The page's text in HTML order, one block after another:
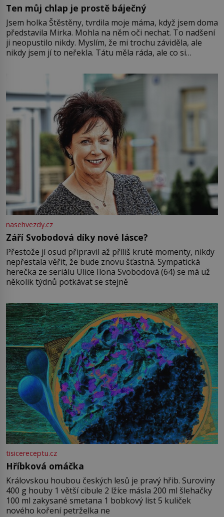
Ten můj chlap je prostě báječný
Jsem holka Štěstěny, tvrdila moje máma, když jsem doma
představila Mirka. Mohla na něm oči nechat. To nadšení
ji neopustilo nikdy. Myslím, že mi trochu záviděla, ale
nikdy jsem jí to neřekla. Tátu měla ráda, ale co si
Jsme spolu moc rádi Tehdy byla jiná doba, když
nasehvezdy.cz
Září Svobodová díky nové lásce?
Přestože jí osud připravil až příliš kruté momenty, nikdy
nepřestala věřit, že bude znovu šťastná. Sympatická
herečka ze seriálu Ulice Ilona Svobodová (64) se má už
několik týdnů potkávat se stejně
tisicereceptu.cz
Hříbková omáčka
Královskou houbou českých lesů je pravý hřib. Suroviny
400 g houby 1 větší cibule 2 lžíce másla 200 ml šlehačky
100 ml zakysané smetana 1 bobkový list 5 kuliček
nového koření petrželka ne